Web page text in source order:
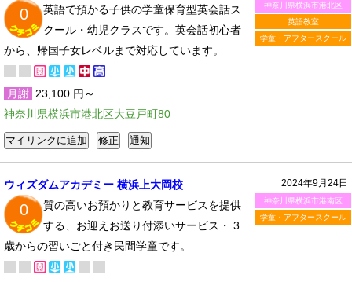
神奈川県横浜市港北区
英語教室
学童・アフタースクール
0
英語で預かる子供の学童保育型英会話ス
クール・幼児クラスです。英会話初心者
から、帰国子女レベルまで対応しています。
月謝 23,100 円～
神奈川県横浜市港北区大豆戸町80
2024年9月24日
神奈川県横浜市港南区
学童・アフタースクール
ウィズダムアカデミー 横浜上大岡校
0
質の高いお預かりと教育サービスを提供
する、お迎えお送り付添いサービス・ 3
歳からの習いごと付き民間学童です。